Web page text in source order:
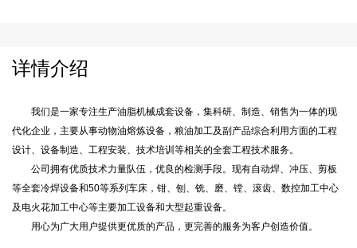
详情介绍
我们是一家专注生产油脂机械成套设备，集科研、制造、销售为一体的现
代化企业，主要从事动物油熔炼设备，粮油加工及副产品综合利用方面的工程
设计、设备制造、工程安装、技术培训等相关的全套工程技术服务。
公司拥有优质技术力量队伍，优良的检测手段。现有自动焊、冲压、剪板
等全套冷焊设备和50等系列车床，钳、刨、铣、磨、镗、滚齿、数控加工中心
及电火花加工中心等主要加工设备和大型起重设备。
用心为广大用户提供更优质的产品，更完善的服务为客户创造价值。